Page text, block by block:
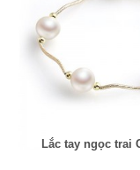
Lắc tay ngọc trai